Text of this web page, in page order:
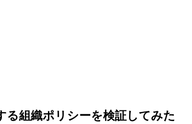
組織ポリシーを検証してみた